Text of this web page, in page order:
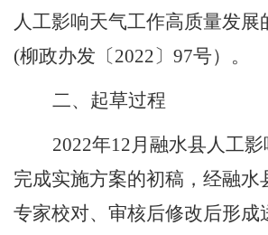
人工影响天气工作高质量发展
(柳政办发〔2022〕 97号）。
二、起草过程
2022年12 月融水县人工
完成实施方案的初稿，经融水
专家校对、审核后修改后形成